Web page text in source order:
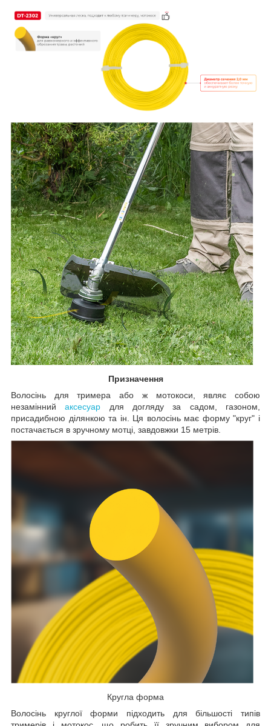
Призначення
Волосінь для тримера або ж мотокоси, являє собою
незаміннийаксесуар для догляду за садом, газоном,
присадибною ділянкою та ін. Ця волосінь має форму "круг" і
постачається в зручному мотці, завдовжки 15 метрів.
Кругла форма
Волосінь круглої форми підходить для більшості типів